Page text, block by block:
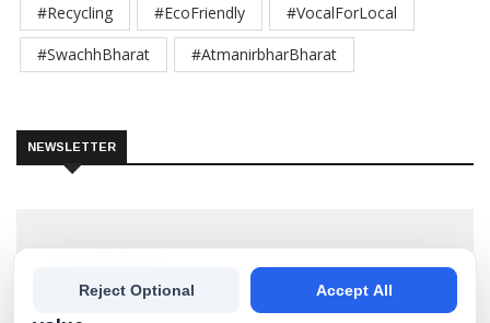
#Recycling
#EcoFriendly
#VocalForLocal
#SwachhBharat
#AtmanirbharBharat
NEWSLETTER
Subscribe our newsletter to get the best stories into
Reject Optional Accept All